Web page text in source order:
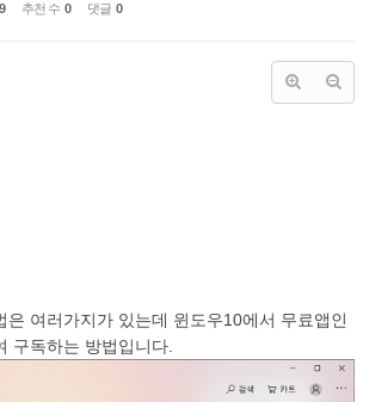
추천 수 0 댓글 0
은 여러가지가 있는데 윈도우10에서 무료앱인
구독하는 방법입니다.